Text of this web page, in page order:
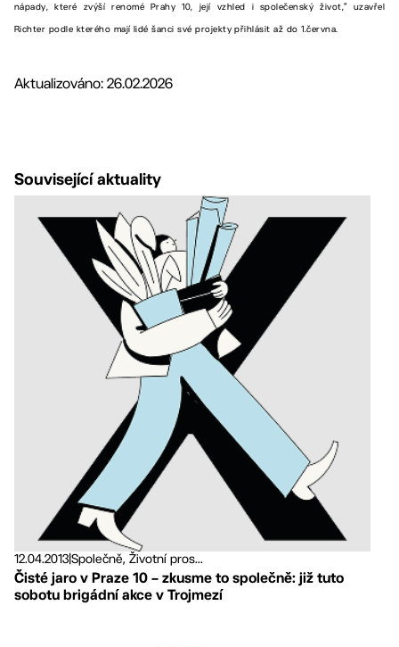
nápady, které zvýší renomé Prahy 10, její vzhled i společenský život,“ uzavřel
Richter podle kterého mají lidé šanci své projekty přihlásit až do 1.června.
Aktualizováno: 26.02.2026
Související aktuality
12.04.2013Společně, Životní pros...
Čisté jaro v Praze 10 – zkusme to společně: již tuto
sobotu brigádní akce v Trojmezí